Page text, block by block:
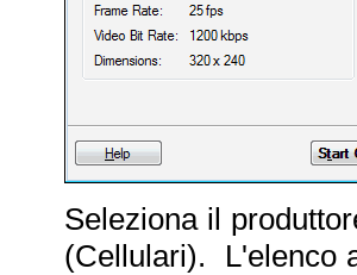
Seleziona il
(Cellulari). L'elenco